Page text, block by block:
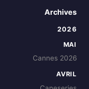
Archives
2026
MAI
Cannes 2026
AVRIL